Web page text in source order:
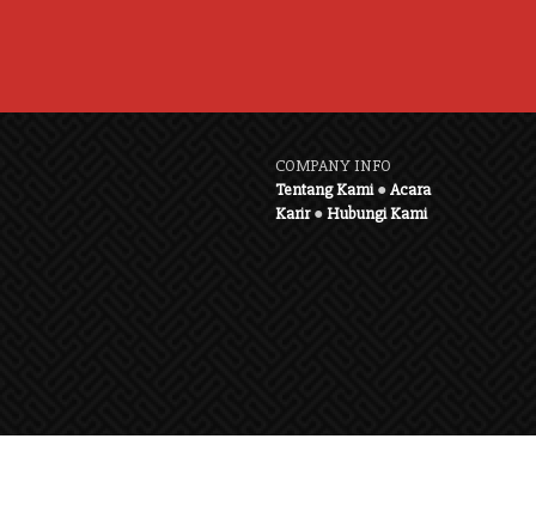
COMPANY INFO
Tentang Kami●Acara
Karir●Hubungi Kami